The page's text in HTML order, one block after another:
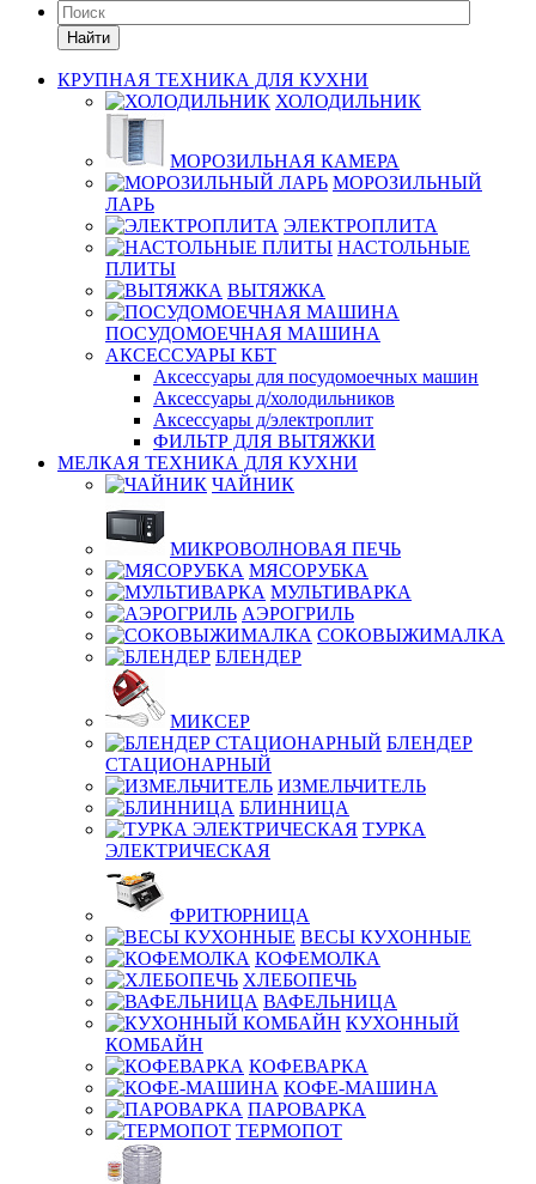
Найти
КРУПНАЯ ТЕХНИКА ДЛЯ КУХНИ
ХОЛОДИЛЬНИК
МОРОЗИЛЬНАЯ КАМЕРА
МОРОЗИЛЬНЫЙ
ЛАРЬ
ЭЛЕКТРОПЛИТА
НАСТОЛЬНЫЕ
ПЛИТЫ
ВЫТЯЖКА
ПОСУДОМОЕЧНАЯ МАШИНА
АКСЕССУАРЫ КБТ
Аксессуары для посудомоечных машин
Аксессуары д/холодильников
Аксессуары д/электроплит
ФИЛЬТР ДЛЯ ВЫТЯЖКИ
МЕЛКАЯ ТЕХНИКА ДЛЯ КУХНИ
ЧАЙНИК
МИКРОВОЛНОВАЯ ПЕЧЬ
МЯСОРУБКА
МУЛЬТИВАРКА
АЭРОГРИЛЬ
СОКОВЫЖИМАЛКА
БЛЕНДЕР
МИКСЕР
БЛЕНДЕР
СТАЦИОНАРНЫЙ
ИЗМЕЛЬЧИТЕЛЬ
БЛИННИЦА
ТУРКА
ЭЛЕКТРИЧЕСКАЯ
ФРИТЮРНИЦА
ВЕСЫ КУХОННЫЕ
КОФЕМОЛКА
ХЛЕБОПЕЧЬ
ВАФЕЛЬНИЦА
КУХОННЫЙ
КОМБАЙН
КОФЕВАРКА
КОФЕ-МАШИНА
ПАРОВАРКА
ТЕРМОПОТ